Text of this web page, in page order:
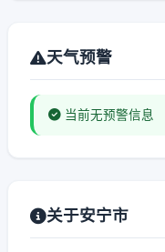
天气预警
当前无预警信息
关于安宁市